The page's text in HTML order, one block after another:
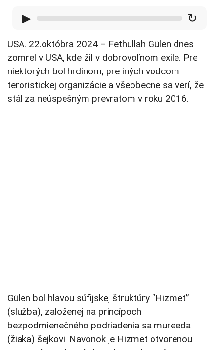
▶ ↻
USA. 22.októbra 2024 – Fethullah Gülen dnes
zomrel v USA, kde žil v dobrovoľnom exile. Pre
niektorých bol hrdinom, pre iných vodcom
teroristickej organizácie a všeobecne sa verí, že
stál za neúspešným prevratom v roku 2016.
Gülen bol hlavou súfijskej štruktúry “Hizmet”
(služba), založenej na princípoch
bezpodmienečného podriadenia sa mureeda
(žiaka) šejkovi. Navonok je Hizmet otvorenou